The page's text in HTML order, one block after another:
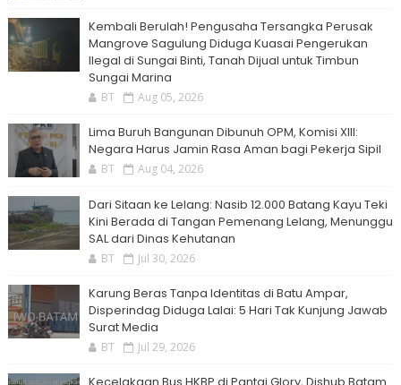
Kembali Berulah! Pengusaha Tersangka Perusak
Mangrove Sagulung Diduga Kuasai Pengerukan
Ilegal di Sungai Binti, Tanah Dijual untuk Timbun
Sungai Marina
BT Aug 05, 2026
Lima Buruh Bangunan Dibunuh OPM, Komisi XIII:
Negara Harus Jamin Rasa Aman bagi Pekerja Sipil
BT Aug 04, 2026
Dari Sitaan ke Lelang: Nasib 12.000 Batang Kayu Teki
Kini Berada di Tangan Pemenang Lelang, Menunggu
SAL dari Dinas Kehutanan
BT Jul 30, 2026
Karung Beras Tanpa Identitas di Batu Ampar,
Disperindag Diduga Lalai: 5 Hari Tak Kunjung Jawab
Surat Media
BT Jul 29, 2026